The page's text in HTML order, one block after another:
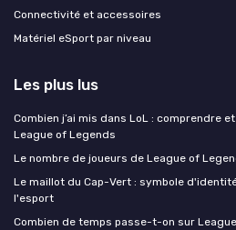
Connectivité et accessoires
Matériel eSport par niveau
Les plus lus
Combien j’ai mis dans LoL : comprendre
League of Legends
Le nombre de joueurs de League of
Le maillot du Cap-Vert : symbole
l'esport
Combien de temps passe-t-on sur